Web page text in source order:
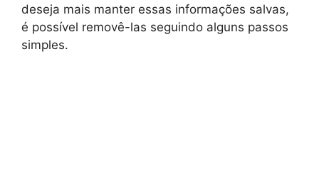
deseja mais manter essas informações salvas,
é possível removê-las seguindo alguns passos
simples.